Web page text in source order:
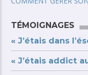
TÉMOIGNAGES
« J’étais dans
« J’étais addict